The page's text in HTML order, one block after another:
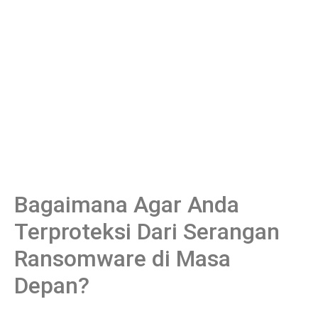
Bagaimana Agar Anda
Terproteksi Dari Serangan
Ransomware di Masa
Depan?